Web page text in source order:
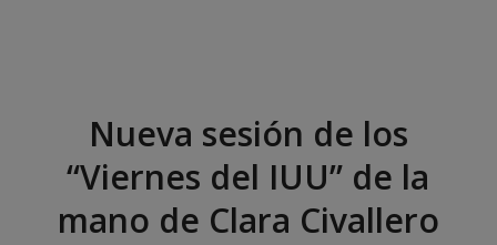
Nueva sesión de los
“Viernes del IUU” de la
mano de Clara Civallero